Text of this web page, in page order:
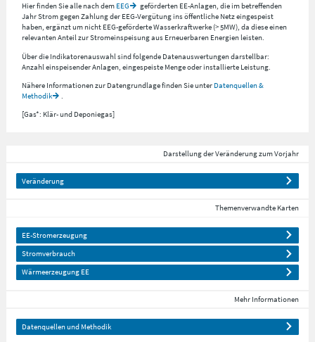
Hier finden Sie alle nach dem EEG
geförderten EE-Anlagen, die im betreffenden
Jahr Strom gegen Zahlung der EEG-Vergütung ins öffentliche Netz eingespeist
haben, ergänzt um nicht EEG-geförderte Wasserkraftwerke (> 5MW), da diese einen
relevanten Anteil zur Stromeinspeisung aus Erneuerbaren Energien leisten.
Über die Indikatorenauswahl sind folgende Datenauswertungen darstellbar:
Anzahl einspeisender Anlagen, eingespeiste Menge oder installierte Leistung.
Nähere Informationen zur Datengrundlage finden Sie unter Datenquellen &
Methodik
.
[Gas*: Klär- und Deponiegas]
Darstellung der Veränderung zum Vorjahr
Veränderung
Themenverwandte Karten
EE-Stromerzeugung
Stromverbrauch
Wärmeerzeugung EE
Mehr Informationen
Datenquellen und Methodik